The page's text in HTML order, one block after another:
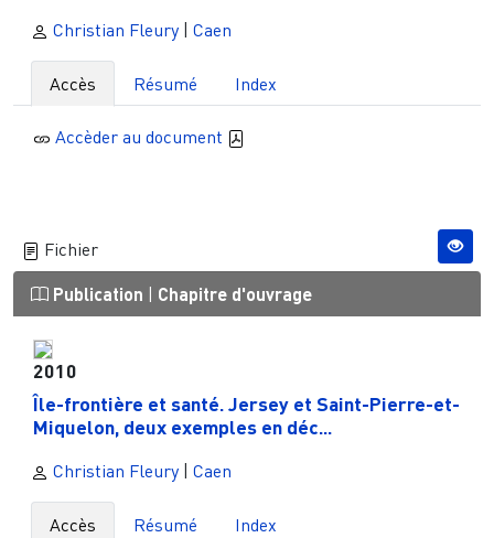
Christian Fleury | Caen
Accès Résumé Index
Accèder au document
Fichier
Publication Chapitre d'ouvrage
2010
Île-frontière et santé. Jersey et Saint-Pierre-et-
Miquelon, deux exemples en déc...
Christian Fleury | Caen
Accès Résumé Index